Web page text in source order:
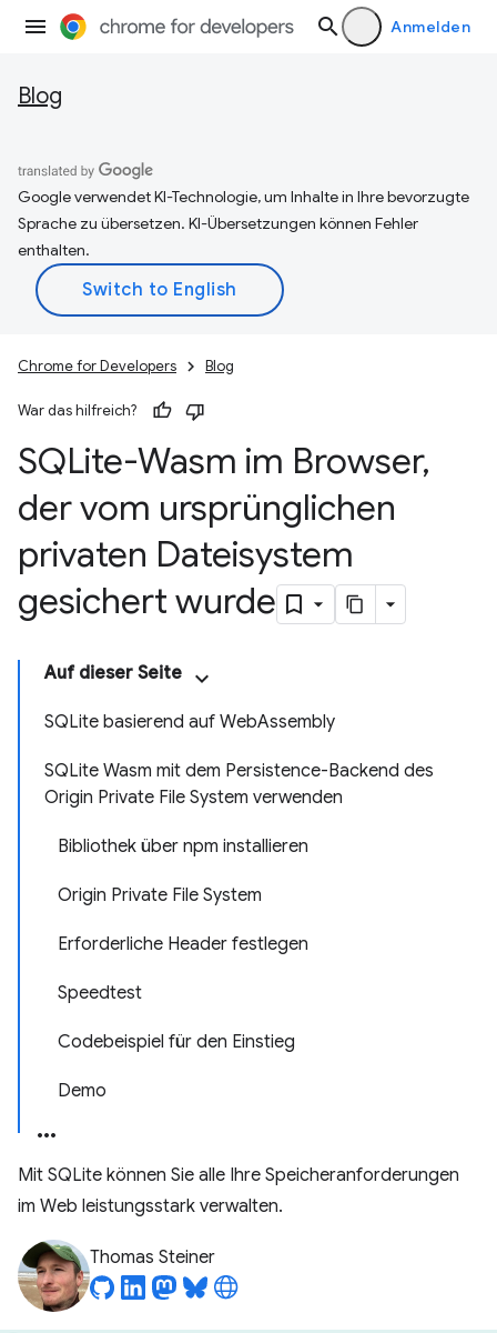
Anmelden
Blog
Google verwendet KI-Technologie, um Inhalte in Ihre bevorzugte
Sprache zu übersetzen. KI-Übersetzungen können Fehler
enthalten.
Chrome for Developers Blog
War das hilfreich?
SQLite-Wasm im Browser,
der vom ursprünglichen
privaten Dateisystem
gesichert wurde
Auf dieser Seite
SQLite basierend auf WebAssembly
SQLite Wasm mit dem Persistence-Backend des
Origin Private File System verwenden
Bibliothek über npm installieren
Origin Private File System
Erforderliche Header festlegen
Speedtest
Codebeispiel für den Einstieg
Demo
Mit SQLite können Sie alle Ihre Speicheranforderungen
im Web leistungsstark verwalten.
Thomas Steiner